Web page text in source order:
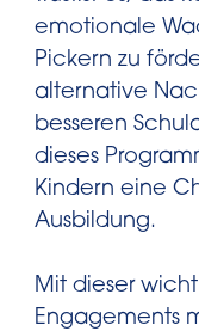
emotionale
Pickern zu
alternative
besseren
dieses
Kindern eine
Ausbildung.
Mit dieser
Engagements